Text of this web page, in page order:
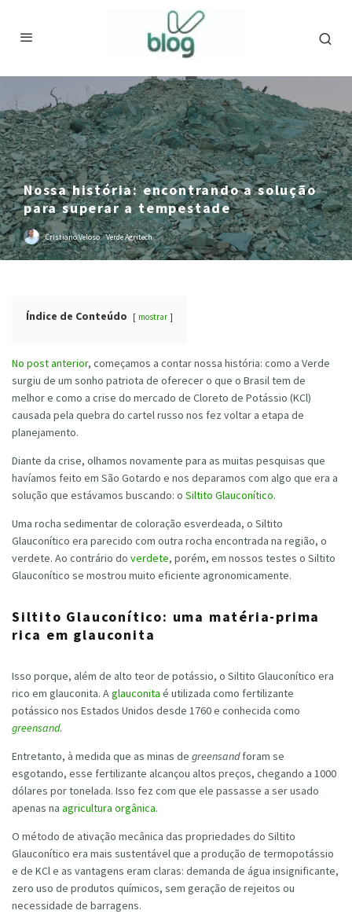
Nossa história: encontrando a solução
para superar a tempestade
Cristiano Veloso · Verde Agritech
Índice de Conteúdo mostrar
No post anterior, começamos a contar nossa história: como a Verde
surgiu de um sonho patriota de oferecer o que o Brasil tem de
melhor e como a crise do mercado de Cloreto de Potássio (KCl)
causada pela quebra do cartel russo nos fez voltar a etapa de
planejamento.
Diante da crise, olhamos novamente para as muitas pesquisas que
havíamos feito em São Gotardo e nos deparamos com algo que era a
solução que estávamos buscando: o Siltito Glauconítico.
Uma rocha sedimentar de coloração esverdeada, o Siltito
Glauconítico era parecido com outra rocha encontrada na região, o
verdete. Ao contrário do verdete, porém, em nossos testes o Siltito
Glauconítico se mostrou muito eficiente agronomicamente.
Siltito Glauconítico: uma matéria-prima
rica em glauconita
Isso porque, além de alto teor de potássio, o Siltito Glauconítico era
rico em glauconita. Aglauconita é utilizada como fertilizante
potássico nos Estados Unidos desde 1760 e conhecida como
greensand.
Entretanto, à medida que as minas de greensandforam se
esgotando, esse fertilizante alcançou altos preços, chegando a 1000
dólares por tonelada. Isso fez com que ele passasse a ser usado
apenas na agricultura orgânica.
O método de ativação mecânica das propriedades do Siltito
Glauconítico era mais sustentável que a produção de termopotássio
e de KCl e as vantagens eram claras: demanda de água insignificante,
zero uso de produtos químicos, sem geração de rejeitos ou
necessidade de barragens.